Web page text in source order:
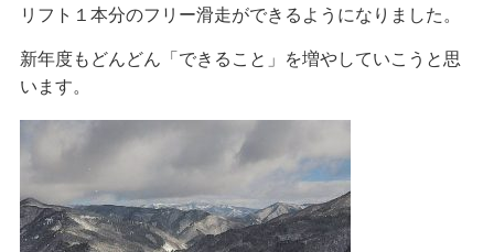
リフト１本分のフリー滑走ができるようになりました。
新年度もどんどん「できること」を増やしていこうと思
います。